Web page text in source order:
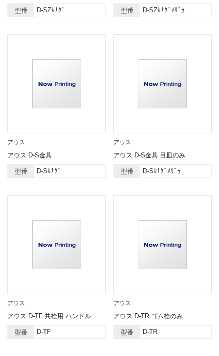
型番 D-SZｶﾅｸﾞ 型番 D-SZｶﾅｸﾞﾒｻﾞﾗ
アウス
アウス D-S金具
型番 D-Sｶﾅｸﾞ
アウス
アウス D-S金具 目皿のみ
型番 D-Sｶﾅｸﾞﾒｻﾞﾗ
アウス
アウス D-TF 共栓用 ハンドル
型番 D-TF
アウス
アウス D-TR ゴム栓のみ
型番 D-TR